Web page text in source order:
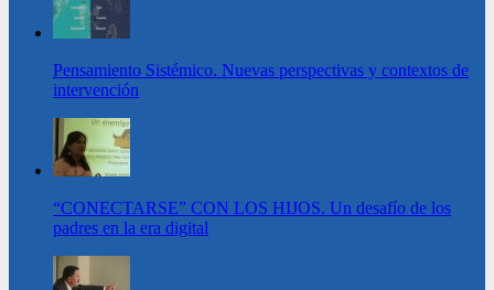
Pensamiento Sistémico. Nuevas perspectivas y contextos de
intervención
“CONECTARSE” CON LOS HIJOS. Un desafío de los
padres en la era digital